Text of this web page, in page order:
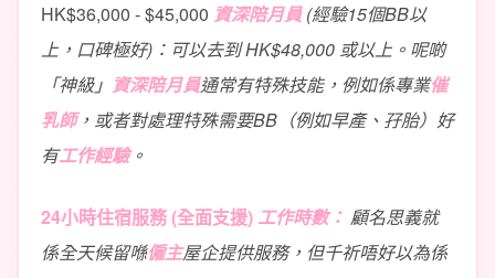
HK$36,000 - $45,000 資深陪月員(經驗15個BB以
上，口碑極好)：可以去到 HK$48,000 或以上。呢啲
「神級」 資深陪月員通常有特殊技能，例如係專業催
乳師，或者對處理特殊需要BB（例如早產、孖胎）好
有工作經驗。
24小時住宿服務 (全面支援) 工作時數： 顧名思義就
係全天候留喺僱主屋企提供服務，但千祈唔好以為係